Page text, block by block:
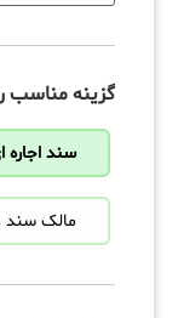
گزینه مناسب
سند اجاره
مالک